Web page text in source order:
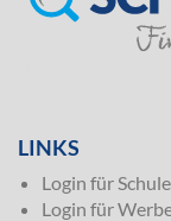
LINKS
Login für
Login für